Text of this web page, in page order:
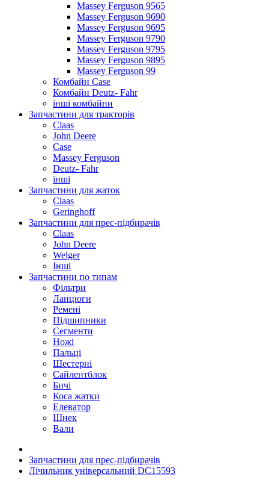
Massey Ferguson 9565
Massey Ferguson 9690
Massey Ferguson 9695
Massey Ferguson 9790
Massey Ferguson 9795
Massey Ferguson 9895
Massey Ferguson 99
Комбайн Case
Комбайн Deutz- Fahr
інші комбайни
Запчастини для тракторів
Claas
John Deere
Case
Massey Ferguson
Deutz- Fahr
інші
Запчастини для жаток
Claas
Geringhoff
Запчастини для прес-підбирачів
Claas
John Deere
Welger
Інші
Запчастини по типам
Фільтри
Ланцюги
Ремені
Підшипники
Сегменти
Ножі
Пальці
Шестерні
Сайлентблок
Бичі
Коса жатки
Елеватор
Шнек
Вали
Запчастини для прес-підбирачів
Лічильник універсальний DC15593